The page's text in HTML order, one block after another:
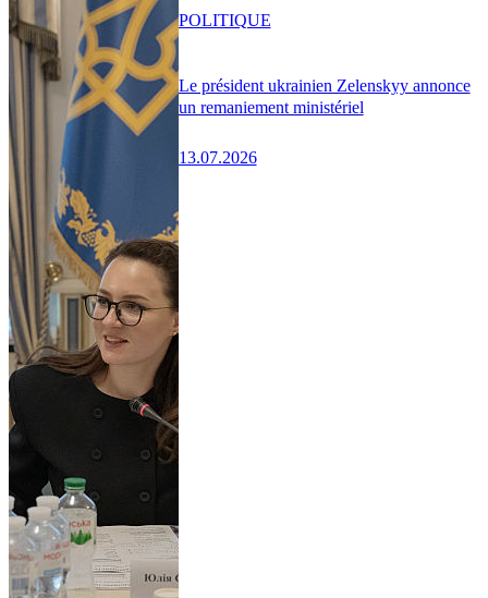
Le président ukrainien Zelenskyy annonce
un remaniement ministériel
13.07.2026
POLITIQUE